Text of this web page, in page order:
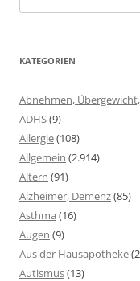
nach:
KATEGORIEN
Abnehmen,
ADHS(9)
Allergie(108)
Allgemein (2.914)
Altern (91)
Alzheimer, Demenz(85)
Asthma (16)
Augen (9)
Aus der Hausapotheke
Autismus(13)